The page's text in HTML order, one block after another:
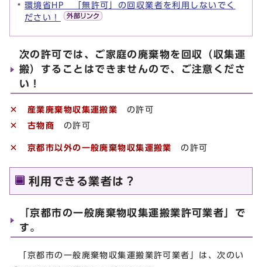
環境省HP 「無許可」の回収業者を利用しないでく
ださい！
次の許可では、ご家庭の廃棄物を回収（収集運
搬）することはできませんので、ご注意くださ
い！
× 産業廃棄物収集運搬業 の許可
× 古物商 の許可
× 京都市以外の一般廃棄物収集運搬業 の許可
利用できる業者は？
「京都市の一般廃棄物収集運搬業許可業者」で
す。
「京都市の一般廃棄物収集運搬業許可業者」は、次のい